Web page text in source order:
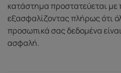
κατάστημα προστατεύεται με
εξασφαλίζοντας πλήρως ότι
προσωπικά σας δεδομένα
ασφαλή.